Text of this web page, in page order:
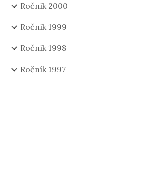
Ročník 2000
Ročník 1999
Ročník 1998
Ročník 1997